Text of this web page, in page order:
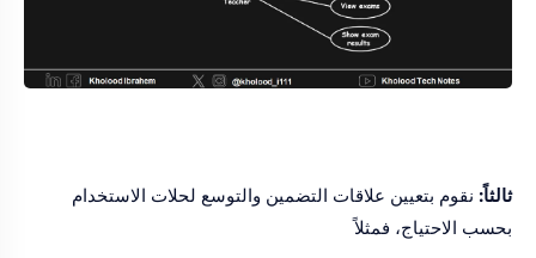
ثالثاً: نقوم بتعيين علاقات التضمين والتوسع لحلات الاستخدام
بحسب الاحتياج، فمثلاً